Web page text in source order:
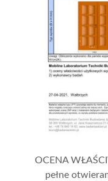
OCENA
pełne